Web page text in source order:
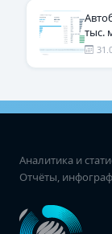
тыс.
Аналитика и
Отчёты,